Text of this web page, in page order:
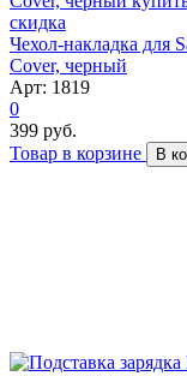
скидка
Чехол-накладка для
Cover, черный
Арт: 1819
0
399 руб.
Товар в корзине
В